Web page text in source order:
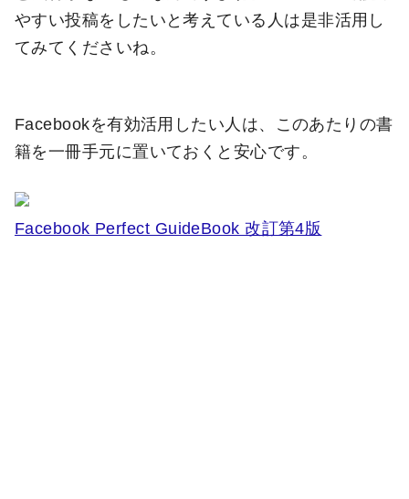
やすい投稿をしたいと考えている人は是非活用し
てみてくださいね。
Facebookを有効活用したい人は、このあたりの書
籍を一冊手元に置いておくと安心です。
Facebook Perfect GuideBook 改訂第4版